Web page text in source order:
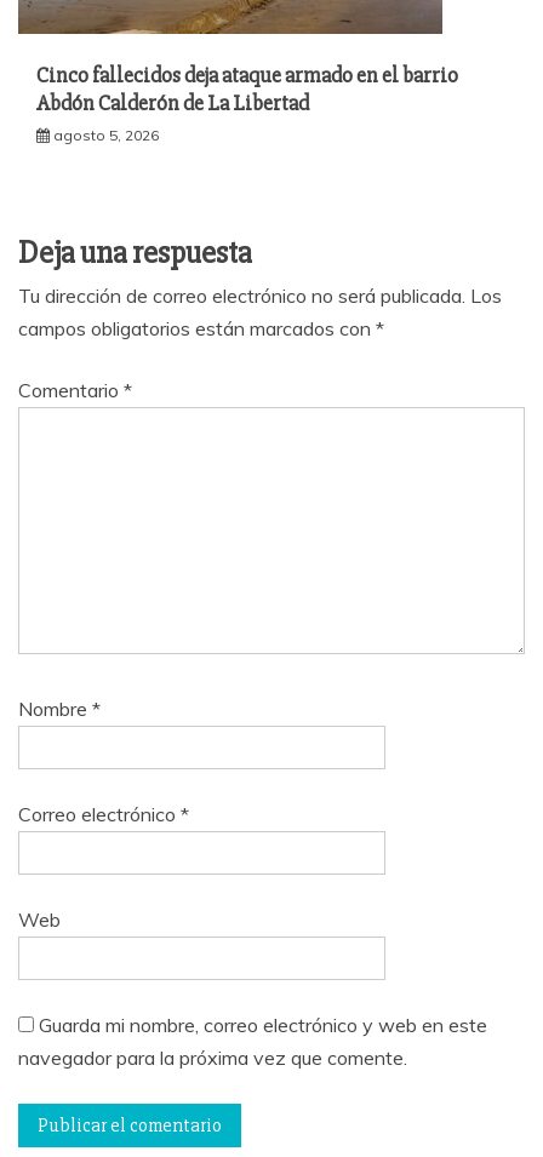
Cinco fallecidos deja ataque armado en el barrio
Abdón Calderón de La Libertad
agosto 5, 2026
Deja una respuesta
Tu dirección de correo electrónico no será publicada. Los
campos obligatorios están marcados con *
Comentario *
Nombre *
Correo electrónico *
Web
Guarda mi nombre, correo electrónico y web en este
navegador para la próxima vez que comente.